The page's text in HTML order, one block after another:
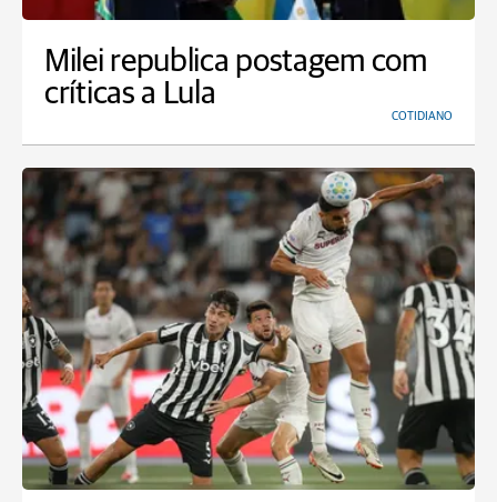
Milei republica postagem com
críticas a Lula
COTIDIANO